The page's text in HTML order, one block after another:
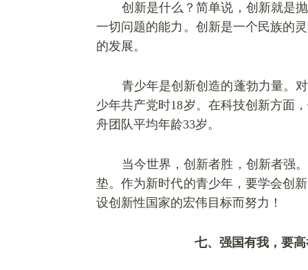
创新是什么？简单说，创新就是
一切问题的能力。创新是一个民族的
的发展。
青少年是创新创造的蓬勃力量。
少年共产党时18岁。在科技创新方面
舟团队平均年龄33岁。
当今世界，创新者胜，创新者强
垫。作为新时代的青少年，要学会创
设创新性国家的宏伟目标而努力！
七、强国有我，要